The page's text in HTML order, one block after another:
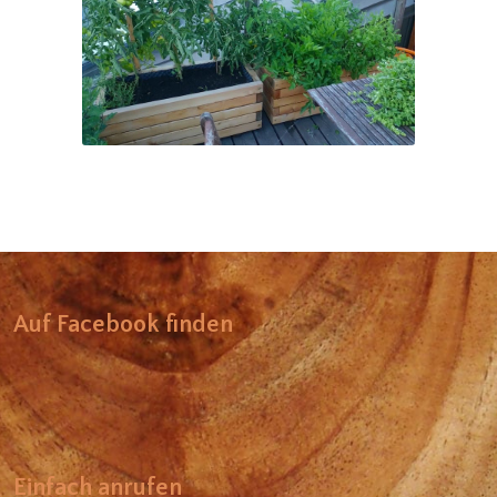
Blumentrog
Auf Facebook finden
Einfach anrufen